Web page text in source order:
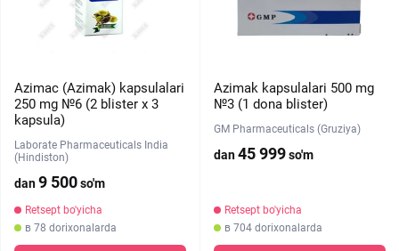
Azimac (Azimak) kapsulalari
250 mg №6 (2 blister x 3
kapsula)
Laborate Pharmaceuticals India
(Hindiston)
dan9 500so'm
Retsept bo'yicha
в 78 dorixonalarda
Azimak kapsulalari 500 mg
№3 (1 dona blister)
GM Pharmaceuticals (Gruziya)
dan45 999so'm
Retsept bo'yicha
в 704 dorixonalarda